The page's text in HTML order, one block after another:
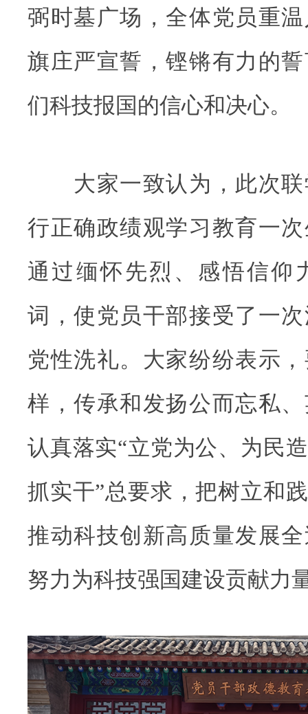
弼时墓广场，全体党员重
旗庄严宣誓，铿锵有力的
们科技报国的信心和决心。
大家一致认为，此次联
行正确政绩观学习教育一
通过缅怀先烈、感悟信仰
词，使党员干部接受了一
党性洗礼。大家纷纷表示
样，传承和发扬公而忘私
认真落实“立党为公、为民
抓实干”总要求，把树立和
推动科技创新高质量发展
努力为科技强国建设贡献力